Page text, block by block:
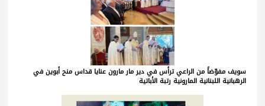
سويف مفوّضاً من الراعي ترأس في دير مار مارون عنايا قداس منح أبوين في
الرهبانية اللبنانية المارونية رتبة الأباتية